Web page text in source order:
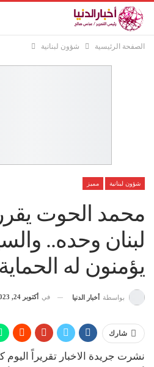
الصفحة الرئيسية شؤون لبنانية
شؤون لبنانية مميز
محمد الحوت
لبنان وحده..
يؤمنون له
بواسطة أخبار الدنيا في أكتوبر 24, 2023
شارك
نشرت جريدة الاخبار تقريراً اليوم